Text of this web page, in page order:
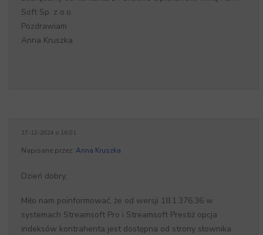
Soft Sp. z o.o.
Pozdrawiam
Anna Kruszka
17-12-2024 o 16:01
Napisane przez: Anna Kruszka
Dzień dobry,
Miło nam poinformować, że od wersji 18.1.376.36 w
systemach Streamsoft Pro i Streamsoft Prestiż opcja
indeksów kontrahenta jest dostępna od strony słownika